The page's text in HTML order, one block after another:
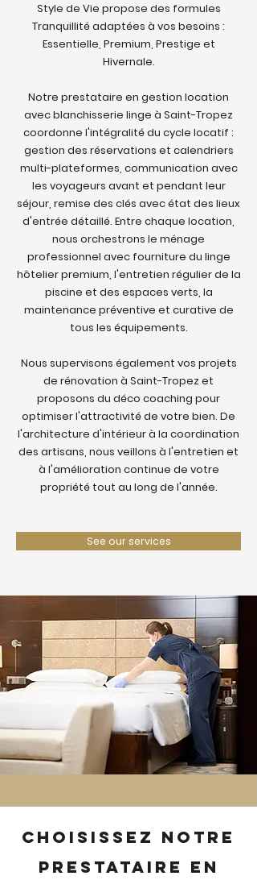
Style de Vie propose des formules
Tranquillité adaptées à vos besoins :
Essentielle, Premium, Prestige et
Hivernale.
Notre prestataire en gestion location
avec blanchisserie linge à Saint-Tropez
coordonne l'intégralité du cycle locatif :
gestion des réservations et calendriers
multi-plateformes, communication avec
les voyageurs avant et pendant leur
séjour, remise des clés avec état des lieux
d'entrée détaillé. Entre chaque location,
nous orchestrons le ménage
professionnel avec fourniture du linge
hôtelier premium, l'entretien régulier de la
piscine et des espaces verts, la
maintenance préventive et curative de
tous les équipements.
Nous supervisons également vos projets
de rénovation à Saint-Tropez et
proposons du déco coaching pour
optimiser l'attractivité de votre bien. De
l'architecture d'intérieur à la coordination
des artisans, nous veillons à l'entretien et
à l'amélioration continue de votre
propriété tout au long de l'année.
See our services
Choisissez notre
prestataire en